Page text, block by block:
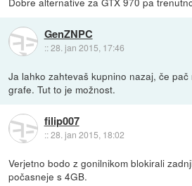
GenZNPC
::28. jan 2015, 17:46
Ja lahko zahtevaš kupnino nazaj, če
grafe. Tut to je možnost.
filip007
::28. jan 2015, 18:02
Verjetno bodo z gonilnikom blokirali
počasneje s 4GB.